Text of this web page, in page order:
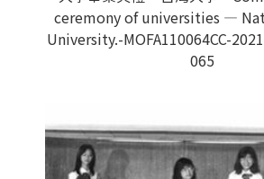
ceremony of universities —
University.-MOFA110064CC-
065